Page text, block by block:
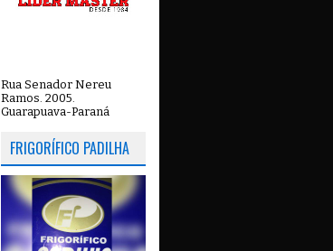
Rua Senador Nereu
Ramos. 2005.
Guarapuava-Paraná
FRIGORÍFICO PADILHA